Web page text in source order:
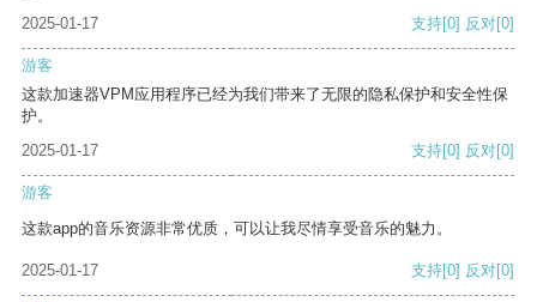
2025-01-17
支持[0] 反对[0]
游客
这款加速器VPM应用程序已经为我们带来了无限的隐私保护和安全性保
护。
2025-01-17
支持[0] 反对[0]
游客
这款app的音乐资源非常优质，可以让我尽情享受音乐的魅力。
2025-01-17 支持[0] 反对[0]